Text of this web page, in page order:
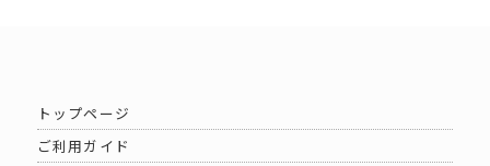
トップページ
ご利用ガイド